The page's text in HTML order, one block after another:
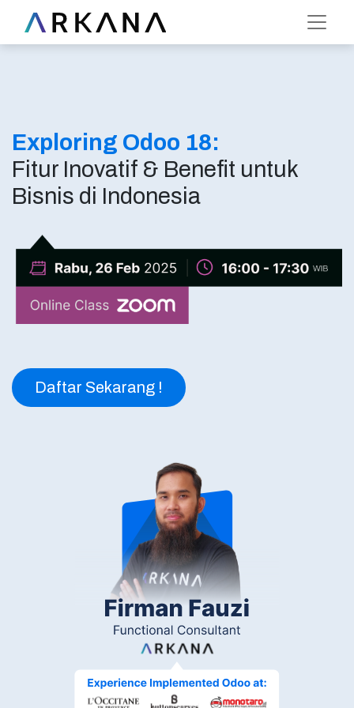
Exploring Odoo 18:
Fitur Inovatif & Benefit untuk
Bisnis di Indonesia
Daftar Sekarang !​​